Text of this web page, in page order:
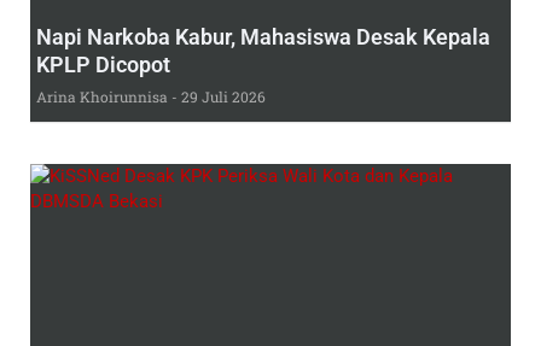
Napi Narkoba Kabur, Mahasiswa Desak Kepala
KPLP Dicopot
Arina Khoirunnisa 29 Juli 2026